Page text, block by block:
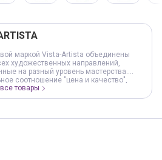
маркой Vista-Artista объединены
художественных направлений,
на разный уровень мастерства.
соотношение "цена и качество",
доступность продукции и
результата в работе. Под
следуя за творческими течениями и
товары